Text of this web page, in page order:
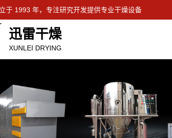
于 1993 年，专注研究开发提供专业干燥设备
迅雷干燥
XUNLEI DRYING